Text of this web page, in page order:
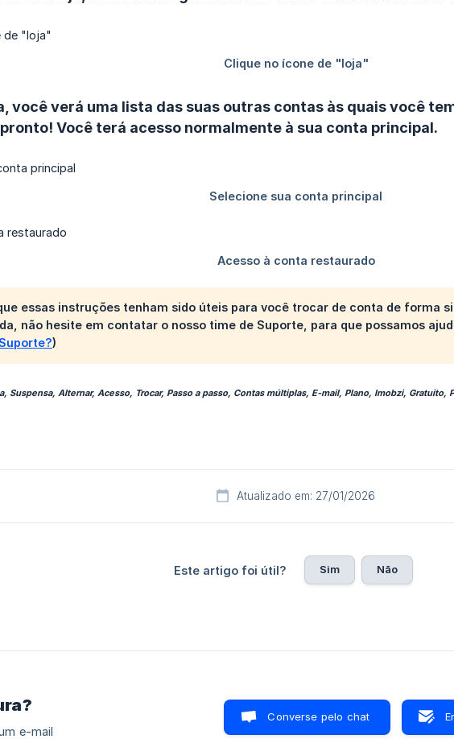
você verá uma lista das suas outras contas às quais você
Você terá acesso normalmente à sua conta principal.
essas instruções tenham sido úteis para você trocar de conta de forma
não hesite em contatar o nosso time de Suporte, para que possamos
)
Suspensa, Alternar, Acesso, Trocar, Passo a passo, Contas múltiplas, E-mail, Plano, Imobzi, Gratuito,
Atualizado em: 27/01/2026
Este artigo foi útil? Sim Não
e-mail
Converse pelo chat